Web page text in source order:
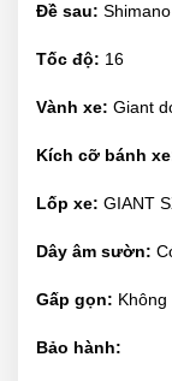
Đề sau:
Tốc độ: 16
Vành xe: Giant
Kích cỡ bánh
Lốp xe: GIANT
Dây âm sườn:
Gấp gọn: Không
Bảo hành: